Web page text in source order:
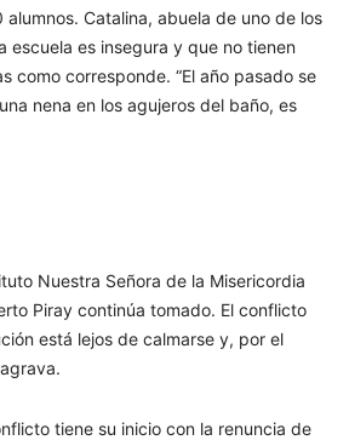
Catalina, abuela de uno de los
escuela es insegura y que no tienen
como corresponde. “El año pasado se
nena en los agujeros del baño, es
Nuestra Señora de la Misericordia
Piray continúa tomado. El conflicto
está lejos de calmarse y, por el
tiene su inicio con la renuncia de